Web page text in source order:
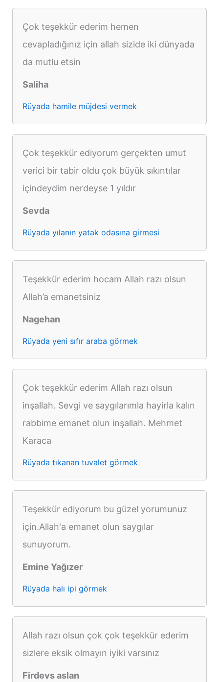
Çok teşekkür ederim hemen
cevapladığınız için allah sizide iki dünyada
da mutlu etsin
Saliha
Rüyada hamile müjdesi vermek
Çok teşekkür ediyorum gerçekten umut
verici bir tabir oldu çok büyük sıkıntılar
içindeydim nerdeyse 1 yıldır
Sevda
Rüyada yılanın yatak odasına girmesi
Teşekkür ederim hocam Allah razı olsun
Allah’a emanetsiniz
Nagehan
Rüyada yeni sıfır araba görmek
Çok teşekkür ederim Allah razı olsun
inşallah. Sevgi ve saygılarımla hayirla kalın
rabbime emanet olun inşallah. Mehmet
Karaca
Rüyada tıkanan tuvalet görmek
Teşekkür ediyorum bu güzel yorumunuz
için.Allah'a emanet olun saygılar
sunuyorum.
Emine Yağızer
Rüyada halı ipi görmek
Allah razı olsun çok çok teşekkür ederim
sizlere eksik olmayın iyiki varsınız
Firdevs aslan